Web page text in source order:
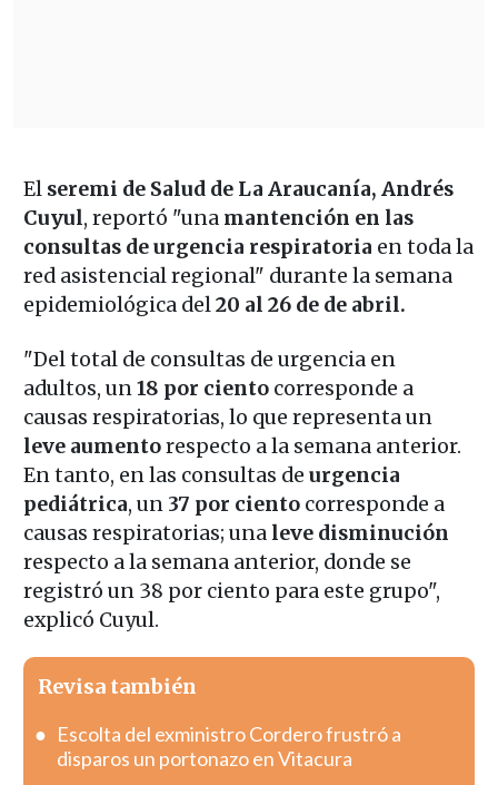
El seremi de Salud de La Araucanía, Andrés
Cuyul, reportó "una mantención en las
consultas de urgencia respiratoria en toda la
red asistencial regional" durante la semana
epidemiológica del20 al 26 de de abril.
"Del total de consultas de urgencia en
adultos, un18 por cientocorresponde a
causas respiratorias, lo que representa un
leve aumentorespecto a la semana anterior.
En tanto, en las consultas de urgencia
pediátrica, un 37 por cientocorresponde a
causas respiratorias; una leve disminución
respecto a la semana anterior, donde se
registró un 38 por ciento para este grupo",
explicó Cuyul.
Revisa también
Escolta del exministro Cordero frustró a
disparos un portonazo en Vitacura